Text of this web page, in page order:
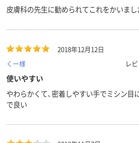
皮膚科の先生に勧められてこれをかいま
2018年12月12日
くー様
レ
使いやすい
やわらかくて、密着しやすい手でミシン目
で良い